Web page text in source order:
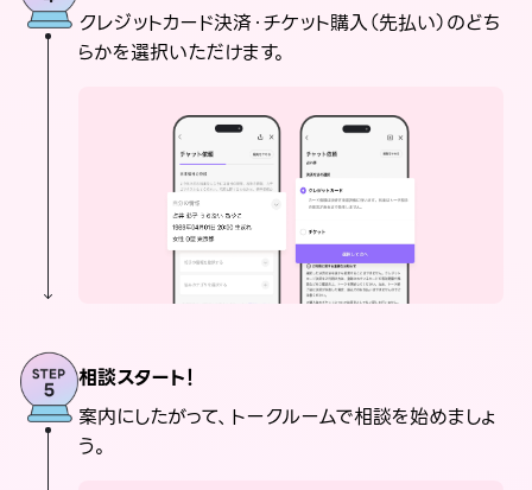
クレジットカード決済・チケット購入（先払い）のどち
らかを選択いただけます。
相談スタート！
案内にしたがって、トークルームで相談を始めましょ
う。